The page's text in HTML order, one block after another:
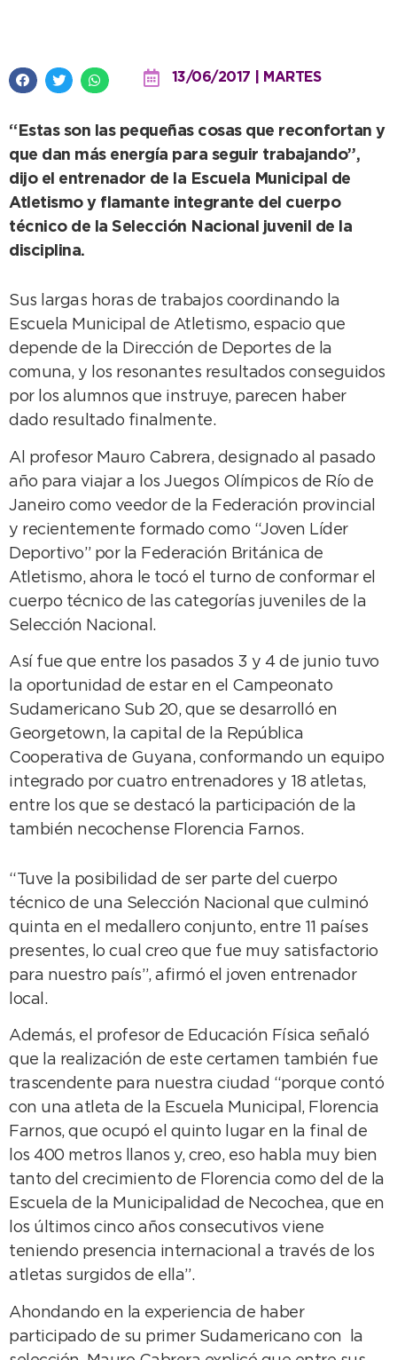
13/06/2017 | MARTES
“Estas son las pequeñas cosas que reconfortan y
que dan más energía para seguir trabajando”,
dijo el entrenador de la Escuela Municipal de
Atletismo y flamante integrante del cuerpo
técnico de la Selección Nacional juvenil de la
disciplina.
Sus largas horas de trabajos coordinando la
Escuela Municipal de Atletismo, espacio que
depende de la Dirección de Deportes de la
comuna, y los resonantes resultados conseguidos
por los alumnos que instruye, parecen haber
dado resultado finalmente.
Al profesor Mauro Cabrera, designado al pasado
año para viajar a los Juegos Olímpicos de Río de
Janeiro como veedor de la Federación provincial
y recientemente formado como “Joven Líder
Deportivo” por la Federación Británica de
Atletismo, ahora le tocó el turno de conformar el
cuerpo técnico de las categorías juveniles de la
Selección Nacional.
Así fue que entre los pasados 3 y 4 de junio tuvo
la oportunidad de estar en el Campeonato
Sudamericano Sub 20, que se desarrolló en
Georgetown, la capital de la República
Cooperativa de Guyana, conformando un equipo
integrado por cuatro entrenadores y 18 atletas,
entre los que se destacó la participación de la
también necochense Florencia Farnos.
“Tuve la posibilidad de ser parte del cuerpo
técnico de una Selección Nacional que culminó
quinta en el medallero conjunto, entre 11 países
presentes, lo cual creo que fue muy satisfactorio
para nuestro país”, afirmó el joven entrenador
local.
Además, el profesor de Educación Física señaló
que la realización de este certamen también fue
trascendente para nuestra ciudad “porque contó
con una atleta de la Escuela Municipal, Florencia
Farnos, que ocupó el quinto lugar en la final de
los 400 metros llanos y, creo, eso habla muy bien
tanto del crecimiento de Florencia como del de la
Escuela de la Municipalidad de Necochea, que en
los últimos cinco años consecutivos viene
teniendo presencia internacional a través de los
atletas surgidos de ella”.
Ahondando en la experiencia de haber
participado de su primer Sudamericano con la